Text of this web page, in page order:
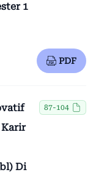
1
PDF
Karir
Di
87-104